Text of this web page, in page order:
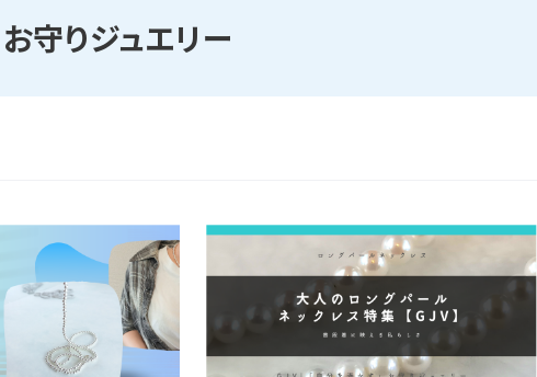
守りジュエリー